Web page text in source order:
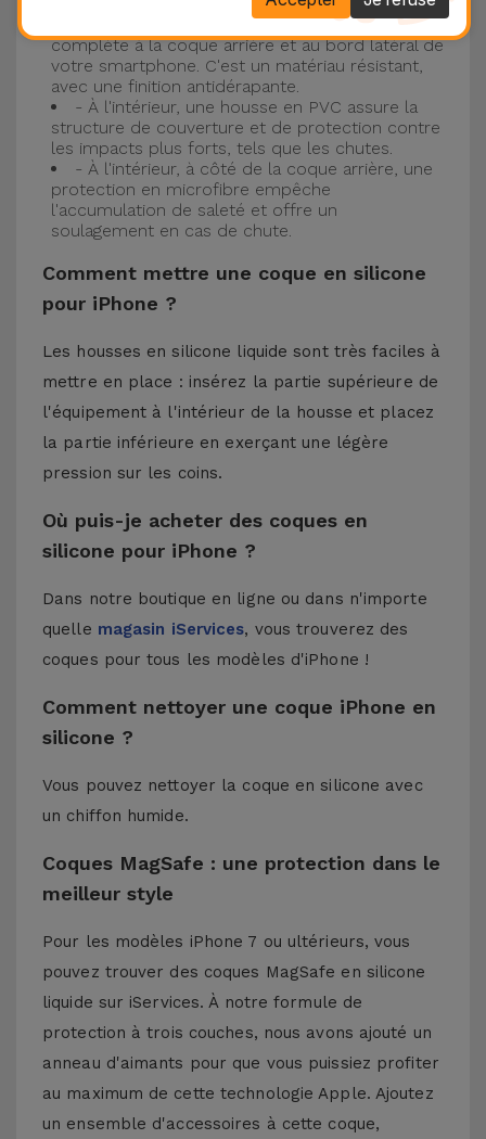
donne de la couleur et une couverture
complète à la coque arrière et au bord latéral de
votre smartphone. C'est un matériau résistant,
avec une finition antidérapante.
- À l'intérieur, une housse en PVC assure la
structure de couverture et de protection contre
les impacts plus forts, tels que les chutes.
- À l'intérieur, à côté de la coque arrière, une
protection en microfibre empêche
l'accumulation de saleté et offre un
soulagement en cas de chute.
Comment mettre une coque en silicone
pour iPhone ?
Les housses en silicone liquide sont très faciles à
mettre en place : insérez la partie supérieure de
l'équipement à l'intérieur de la housse et placez
la partie inférieure en exerçant une légère
pression sur les coins.
Où puis-je acheter des coques en
silicone pour iPhone ?
Dans notre boutique en ligne ou dans n'importe
quelle magasin iServices, vous trouverez des
coques pour tous les modèles d'iPhone !
Comment nettoyer une coque iPhone en
silicone ?
Vous pouvez nettoyer la coque en silicone avec
un chiffon humide.
Coques MagSafe : une protection dans le
meilleur style
Pour les modèles iPhone 7 ou ultérieurs, vous
pouvez trouver des coques MagSafe en silicone
liquide sur iServices. À notre formule de
protection à trois couches, nous avons ajouté un
anneau d'aimants pour que vous puissiez profiter
au maximum de cette technologie Apple. Ajoutez
un ensemble d'accessoires à cette coque,